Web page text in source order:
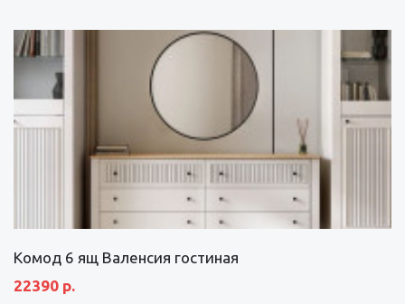
Комод 6 ящ Валенсия гостиная
22390 р.